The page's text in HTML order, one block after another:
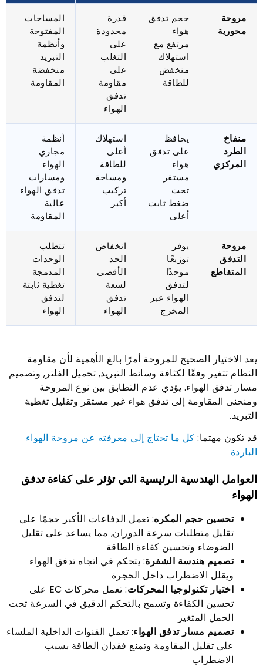
مروحة
محورية
حجم تدفق
هواء
مرتفع مع
استهلاك
منخفض
للطاقة
قدرة
محدودة
على
التغلب
على
مقاومة
تدفق
الهواء
المساحات
المفتوحة
وأنظمة
التبريد
منخفضة
المقاومة
منفاخ
الطرد
المركزي
يحافظ
على تدفق
هواء
مستقر
تحت
ضغط ثابت
أعلى
استهلاك
أعلى
للطاقة
ومساحة
تركيب
أكبر
أنظمة
مجاري
الهواء
ومسارات
تدفق الهواء
عالية
المقاومة
مروحة
التدفق
المتقاطع
يوفر
توزيعًا
موحدًا
لتدفق
الهواء عبر
المخرج
انخفاض
الحد
الأقصى
لسعة
تدفق
الهواء
تتطلب
الوحدات
المدمجة
تغطية ثابتة
لتدفق
الهواء
يعد الاختيار الصحيح للمروحة أمرًا بالغ الأهمية لأن مقاومة
النظام تتغير وفقًا لكثافة وسائط التبريد, تحميل الفلتر, وتصميم
مسار تدفق الهواء. يؤدي عدم التطابق بين نوع المروحة
ومنحنى المقاومة إلى تدفق هواء غير مستقر وتقليل تغطية
التبريد.
قد تكون مهتما: كل ما تحتاج إلى معرفته عن مروحة الهواء
الباردة
العوامل الهندسية الرئيسية التي تؤثر على كفاءة تدفق
الهواء
تحسين حجم المكره: تعمل الدفاعات الأكبر حجمًا على
تقليل متطلبات سرعة الدوران, مما يساعد على تقليل
الضوضاء وتحسين كفاءة الطاقة
تصميم هندسة الشفرة: يتحكم في اتجاه تدفق الهواء
ويقلل الاضطراب داخل الحجرة
اختيار تكنولوجيا المحركات
: تعمل محركات EC على
تحسين الكفاءة وتسمح بالتحكم الدقيق في السرعة تحت
الحمل المتغير
تصميم مسار تدفق الهواء: تعمل القنوات الداخلية الملساء
على تقليل المقاومة وتمنع فقدان الطاقة بسبب
الاضطراب